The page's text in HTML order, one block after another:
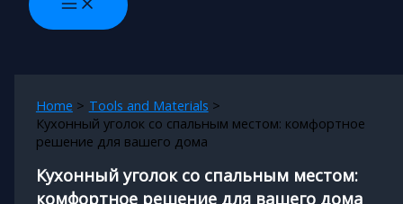
Home
Tools and Materials
Кухонный уголок со спальным местом: комфортное
решение для вашего дома
Кухонный уголок со спальным местом:
комфортное решение для вашего дома